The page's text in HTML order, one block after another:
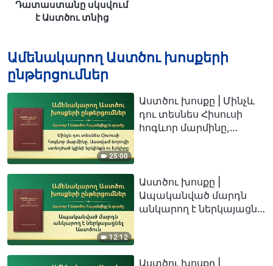
Դատաստանը սկսվում
է Աստծու տնից
Ամենակարող Աստծու խոսքերի
ընթերցումներ
25:00
Աստծու խոսքը | Մինչև
դու տեսնես Հիսուսի
հոգևոր մարմինը,
12:12
Աստծու խոսքը |
Ապականված մարդն
անկարող է ներկայացնել
Աստծու խոսքը |